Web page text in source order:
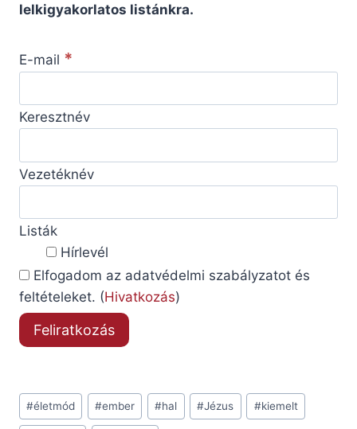
lelkigyakorlatos listánkra.
E-mail *
Keresztnév
Vezetéknév
Listák
Hírlevél
Elfogadom az adatvédelmi szabályzatot és
feltételeket. (Hivatkozás)
Post
Tags:
#életmód #ember #hal #Jézus #kiemelt